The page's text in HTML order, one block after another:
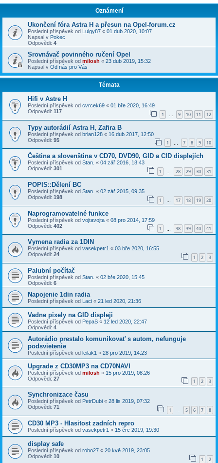
Oznámení
Ukončení fóra Astra H a přesun na Opel-forum.cz
Poslední příspěvek od Luigy87 « 01 dub 2020, 10:07
Napsal v Pokec
Odpovědi: 4
Srovnávač povinného ručení Opel
Poslední příspěvek od milosh « 23 dub 2019, 15:32
Napsal v Od nás pro Vás
Témata
Hifi v Astre H
Poslední příspěvek od cvrcek69 « 01 bře 2020, 16:49
Odpovědi: 117 1 … 9 10 11 12
Typy autorádií Astra H, Zafira B
Poslední příspěvek od brian128 « 16 dub 2017, 12:50
Odpovědi: 95 1 7 8 9 10
Čeština a slovenština v CD70, DVD90, GID a CID displejích
Poslední příspěvek od Stan. « 04 zář 2016, 18:43
Odpovědi: 301 1 … 28 29 30 31
POPIS::Dělení BC
Poslední příspěvek od Stan. « 02 zář 2015, 09:35
Odpovědi: 198 1 … 17 18 19 20
Naprogramovatelné funkce
Poslední příspěvek od vojtavojta « 08 pro 2014, 17:59
Odpovědi: 402 1 38 39 40 41
Vymena radia za 1DIN
Poslední příspěvek od vasekpetr1 « 03 bře 2020, 16:55
Odpovědi: 24 1 2 3
Palubní počítač
Poslední příspěvek od Stan. « 02 bře 2020, 15:45
Odpovědi: 6
Napojenie 1din radia
Poslední příspěvek od Laci « 21 led 2020, 21:36
Vadne pixely na GID displeji
Poslední příspěvek od PepaS « 12 led 2020, 22:47
Odpovědi: 4
Autorádio prestalo komunikovať s autom, nefunguje
podsvietenie
Poslední příspěvek od leilak1 « 28 pro 2019, 14:23
Upgrade z CD30MP3 na CD70NAVI
Poslední příspěvek od milosh « 15 pro 2019, 08:26
Odpovědi: 27 1 2 3
Synchronizace času
Poslední příspěvek od PetrDubi « 28 lis 2019, 07:32
Odpovědi: 71 1 5 6 7 8
CD30 MP3 - Hlasitost zadních repro
Poslední příspěvek od vasekpetr1 « 15 črc 2019, 19:30
display safe
Poslední příspěvek od robo27 « 20 kvě 2019, 23:05
Odpovědi: 10 1 2